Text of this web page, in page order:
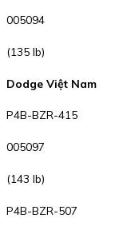
005094
(135 lb)
Dodge Việt Nam
P4B-BZR-415
005097
(143 lb)
P4B-BZR-507